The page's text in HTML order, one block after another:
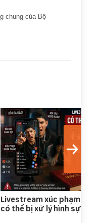
chung của Bộ
Livestream xúc phạm người
có thể bị xử lý hình sự